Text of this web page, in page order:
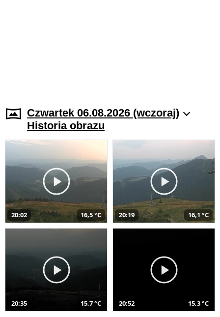
Czwartek 06.08.2026 (wczoraj)
Historia obrazu
20:02 16,5 °C 20:19 16,1 °C
20:35 15,7 °C 20:52 15,3 °C